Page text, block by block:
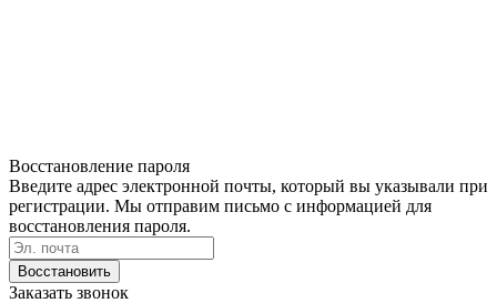
Восстановление пароля
Введите адрес электронной почты, который вы указывали при
регистрации. Мы отправим письмо с информацией для
восстановления пароля.
Восстановить
Заказать звонок